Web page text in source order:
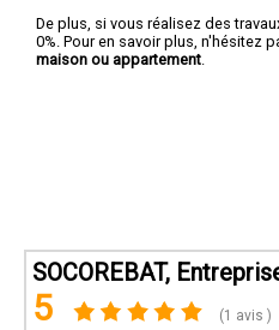
De plus, si vous réalisez des
0%. Pour en savoir plus, n'hésitez
maison ou appartement
SOCOREBAT,
5 (1 avis )